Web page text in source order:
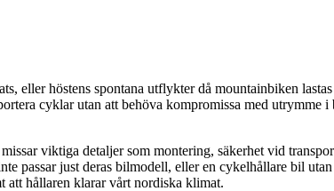
eller höstens spontana utflykter då mountainbiken
cyklar utan att behöva kompromissa med utrymme i
viktiga detaljer som montering, säkerhet vid
passar just deras bilmodell, eller en cykelhållare bil
att hållaren klarar vårt nordiska klimat.